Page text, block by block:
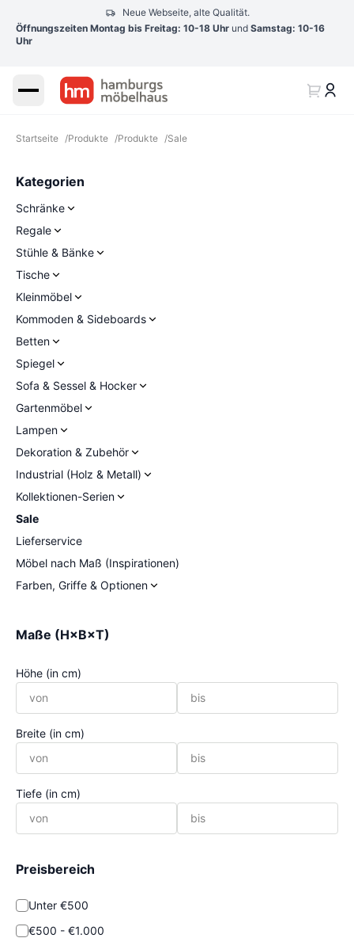
Neue Webseite, alte Qualität.
Öffnungszeiten Montag bis Freitag: 10-18 Uhr und Samstag: 10-16
Uhr
Startseite /Produkte /Produkte /Sale
Kategorien
Schränke
Regale
Stühle & Bänke
Tische
Kleinmöbel
Kommoden & Sideboards
Betten
Spiegel
Sofa & Sessel & Hocker
Gartenmöbel
Lampen
Dekoration & Zubehör
Industrial (Holz & Metall)
Kollektionen-Serien
Sale
Lieferservice
Möbel nach Maß (Inspirationen)
Farben, Griffe & Optionen
Maße (H×B×T)
Höhe (in cm)
Breite (in cm)
Tiefe (in cm)
Preisbereich
Unter €500
€500 - €1.000